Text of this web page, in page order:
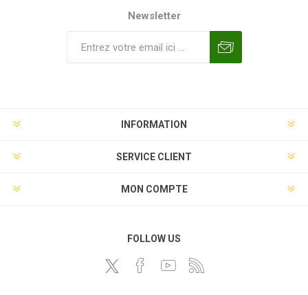
Newsletter
INFORMATION
SERVICE CLIENT
MON COMPTE
FOLLOW US